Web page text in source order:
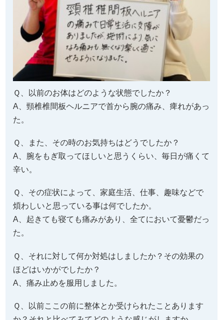
Ｑ、以前のお体はどのような状態でしたか？
A、頸椎椎間板ヘルニアで首から腕の痛み、痺れがあっ
た。
Ｑ、また、その時のお気持ちはどうでしたか？
A、腕をもぎ取ってほしいと思うくらい、毎日が痛くて
辛い。
Ｑ、その症状によって、家庭生活、仕事、趣味などで
煩わしいと思っている事は何でしたか。
A、起きても寝ても痛みがあり、全てにおいて憂鬱だっ
た。
Ｑ、それに対して何か対処はしましたか？その効果の
ほどはいかがでしたか？
A、痛み止めを服用しました。
Ｑ、以前ここの前に整体とか受けられたことあります